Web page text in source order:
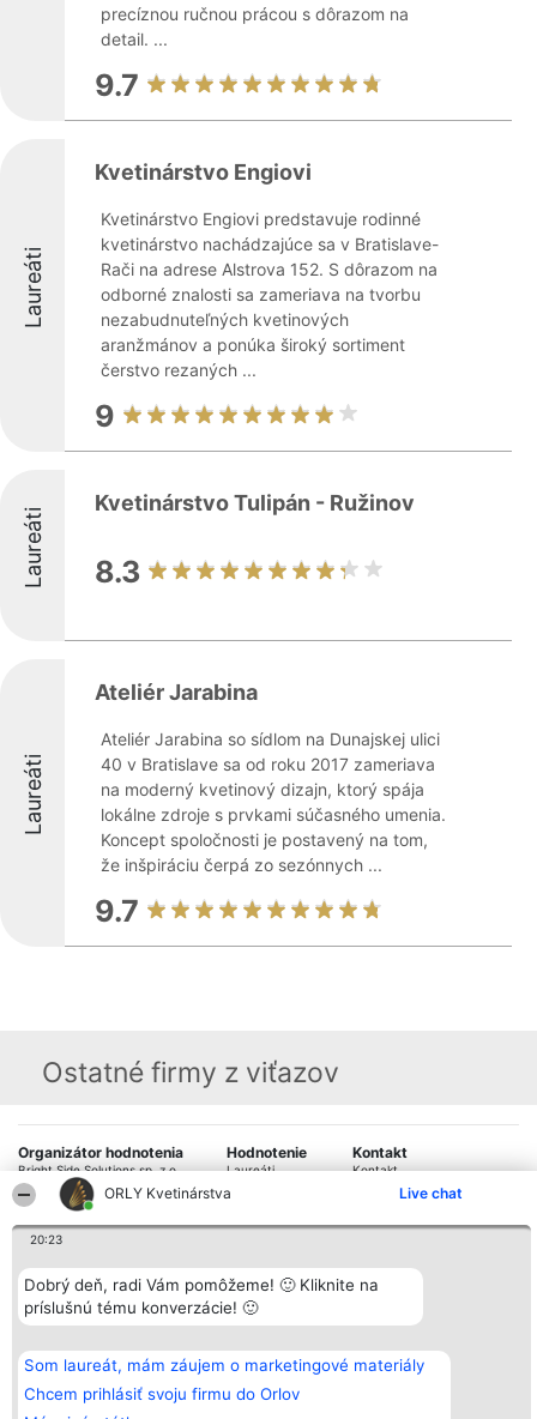
ORLY Kvetinárstva Live chat
20:23
Dobrý deň, radi Vám pomôžeme! 🙂 Kliknite na
príslušnú tému konverzácie! 🙂
Som laureát, mám záujem o marketingové materiály
Chcem prihlásiť svoju firmu do Orlov
precíznou ručnou prácou s dôrazom na
detail. ...
9.7
Laureáti
Kvetinárstvo Engiovi
Kvetinárstvo Engiovi predstavuje rodinné
kvetinárstvo nachádzajúce sa v Bratislave-
Rači na adrese Alstrova 152. S dôrazom na
odborné znalosti sa zameriava na tvorbu
nezabudnuteľných kvetinových
aranžmánov a ponúka široký sortiment
čerstvo rezaných ...
9
Laureáti
Kvetinárstvo Tulipán - Ružinov
8.3
Laureáti
Ateliér Jarabina
Ateliér Jarabina so sídlom na Dunajskej ulici
40 v Bratislave sa od roku 2017 zameriava
na moderný kvetinový dizajn, ktorý spája
lokálne zdroje s prvkami súčasného umenia.
Koncept spoločnosti je postavený na tom,
že inšpiráciu čerpá zo sezónnych ...
9.7
Ostatné firmy z viťazov
Organizátor hodnotenia
Bright Side Solutions sp. z o.
o. sp. k.
ul. Ruska 22
Wrocław 50-079
KRS 0000749100 | Regon
+48 508 492 400
Hodnotenie
Laureáti
Lista
Laureatów
podmienky
Zásady
ochrany
údajov
Kontakt
Kontakt